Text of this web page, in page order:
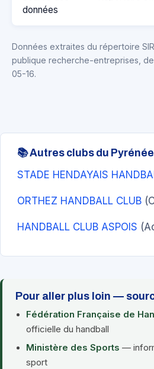
données
Données extraites du répertoire
publique recherche-entreprises,
05-16.
📚 Autres clubs du
STADE HENDAYAIS
ORTHEZ HANDBALL CLUB
HANDBALL CLUB ASPOIS
Pour aller plus loin —
Fédération Française de
officielle du handball
Ministère des Sports —
sport